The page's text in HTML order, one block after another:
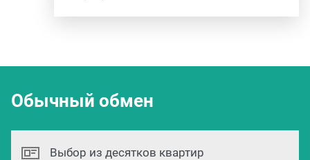
Обычный обмен
Выбор из десятков квартир